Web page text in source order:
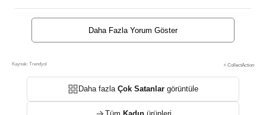
Daha Fazla Yorum Göster
Kaynak: Trendyol ⚡ CollectAction
Daha fazla Çok Satanlargörüntüle